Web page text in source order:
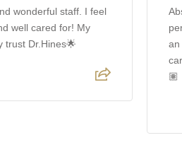
wonderful staff. I feel
well cared for! My
trust Dr.Hines🌟
an
🏽